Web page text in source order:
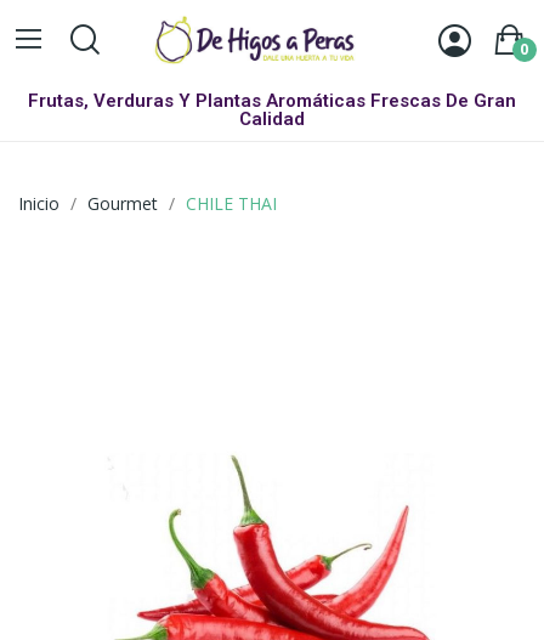
0
Frutas, Verduras Y Plantas Aromáticas Frescas De Gran
Calidad
Inicio Gourmet CHILE THAI